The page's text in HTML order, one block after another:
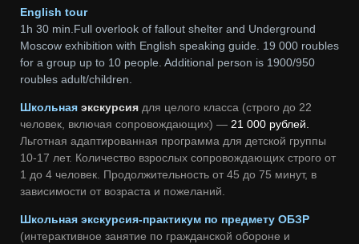
English tour
1h 30 min.Full overlook of fallout shelter and Underground
Moscow exhibition with English speaking guide. 19 000 roubles
for a group up to 10 people. Additional person is 1900/950
roubles adult/children.
Школьная экскурсия для целого класса (строго до 22
человек, включая сопровождающих) — 21 000 рублей.
Льготная адаптированная программа для детской группы
10-17 лет. Количество взрослых сопровождающих строго от
1 до 4 человек. Продолжительность от 45 до 75 минут, в
зависимости от возраста и пожеланий.
Школьная экскурсия-практикум по предмету ОБЗР
(интерактивное занятие по гражданской обороне и